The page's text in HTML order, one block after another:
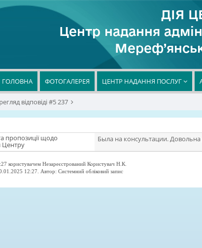
ДІЯ
Центр надання
ГОЛОВНА ФОТОГАЛЕРЕЯ ЦЕНТР НАДАННЯ ПОСЛУГ
відповіді #5 237
пропозиції щодо
Центру
Была на консультации.
користувачем Незареєстрований Користувач Н.К.
12:27. Автор: Системний обліковий запис